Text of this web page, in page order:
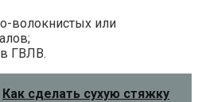
волокнистых или
ГВЛВ.
Как сделать сухую стяжку